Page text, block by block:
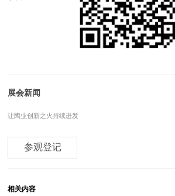
展会新闻
让陶业创新之火持续迸发
参观登记
相关内容